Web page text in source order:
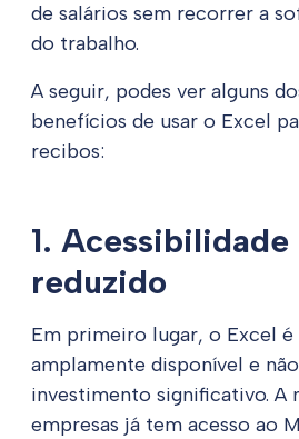
de salários sem recorrer a
do trabalho.
A seguir, podes ver alguns
benefícios de usar o Excel
recibos:
1. Acessibilidade
reduzido
Em primeiro lugar, o Excel
amplamente disponível e
investimento significativo. A
empresas já tem acesso ao